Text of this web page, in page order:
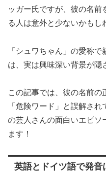
ッガー氏ですが、彼の名前
る人は意外と少ないかもし
「シュワちゃん」の愛称
は、実は興味深い背景が隠
この記事では、彼の名前
「危険ワード」と誤解さ
の芸人さんの面白いエピソ
ます！
英語とドイツ語で発音